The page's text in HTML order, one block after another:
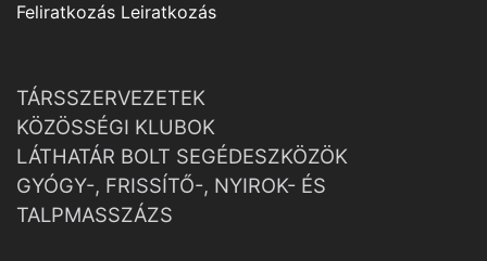
Feliratkozás Leiratkozás
TÁRSSZERVEZETEK
KÖZÖSSÉGI KLUBOK
LÁTHATÁR BOLT SEGÉDESZKÖZÖK
GYÓGY-, FRISSÍTŐ-, NYIROK- ÉS
TALPMASSZÁZS